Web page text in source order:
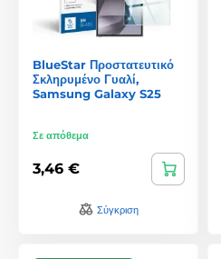
BlueStar Προστατευτικό
Σκληρυμένο Γυαλί,
Samsung Galaxy S25
Σε απόθεμα
3,46 €
Σύγκριση